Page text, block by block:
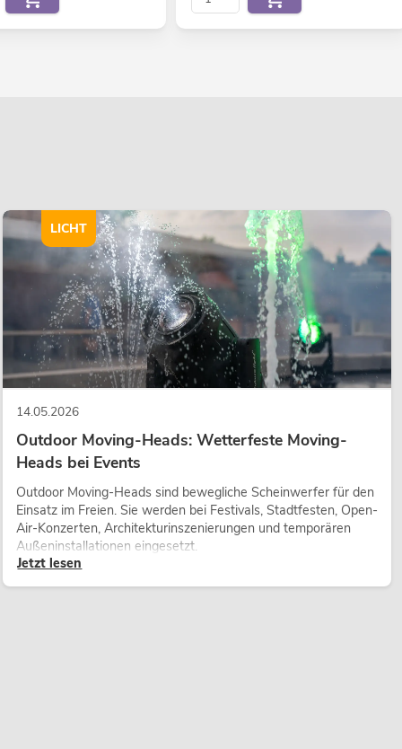
14.05.2026
Outdoor Moving-Heads: Wetterfeste Moving-
Heads bei Events
Outdoor Moving-Heads sind bewegliche Scheinwerfer für den
Einsatz im Freien. Sie werden bei Festivals, Stadtfesten, Open-
Air-Konzerten, Architekturinszenierungen und temporären
Außeninstallationen eingesetzt.
Jetzt lesen
LICHT